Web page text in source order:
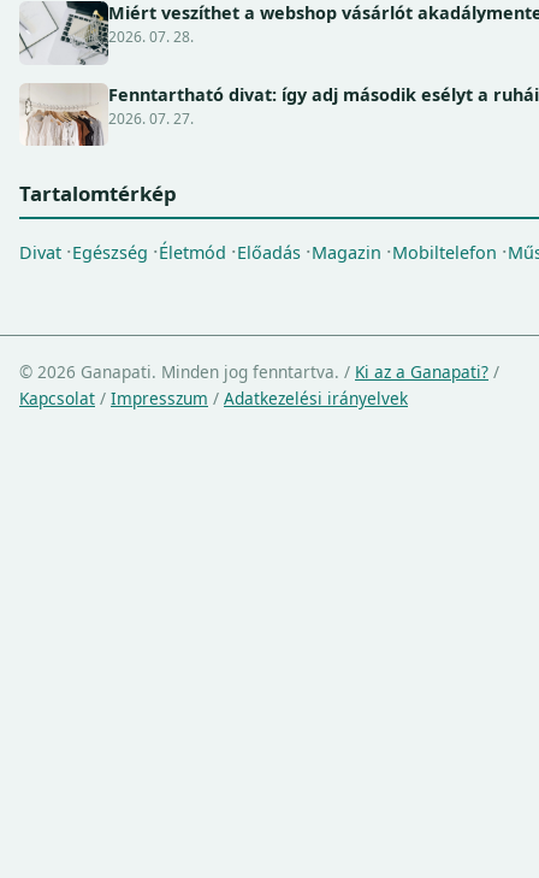
Miért veszíthet a webshop vásárlót
2026. 07. 28.
Fenntartható divat: így adj második esélyt a
2026. 07. 27.
Tartalomtérkép
Divat Egészség Életmód Előadás Magazin Mobiltelefon
© 2026 Ganapati. Minden jog fenntartva. / Ki az a Ganapati? /
Kapcsolat / Impresszum / Adatkezelési irányelvek